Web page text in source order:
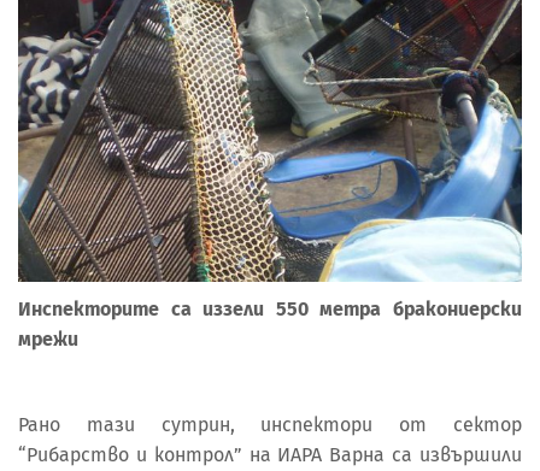
Инспекторите са иззели 550 метра бракониерски
мрежи
Рано тази сутрин, инспектори от сектор
“Рибарство и контрол” на ИАРА Варна са извършили